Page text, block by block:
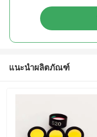
แนะนำผลิตภัณฑ์